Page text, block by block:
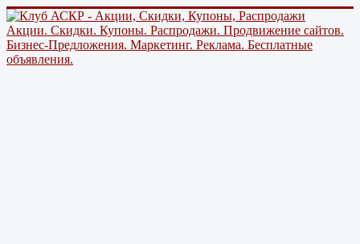
Акции. Скидки. Купоны. Распродажи. Продвижение сайтов.
Бизнес-Предложения. Маркетинг. Реклама. Бесплатные
объявления.